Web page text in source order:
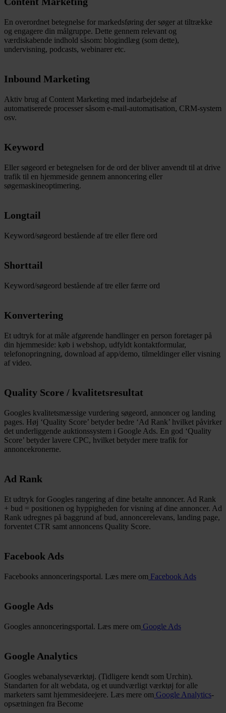
En overordnet betegnelse for markedsføring der søger at tiltrække
og engagere din målgruppe. Dette gennem relevant og
værdiskabende indhold såsom: blogindlæg (som dette),
undervisning, podcasts, webinarer etc.
Inbound Marketing
Aktiv brug af Content Marketing med indarbejdelse af
automatiserede processer såsom e-mail-automatisation, CRM-system
osv.
Keyword
Eller søgeord er betegnelsen for de ord der bliver anvendt til at drive
trafik til en hjemmeside gennem annoncering eller
søgemaskineoptimering.
Longtail
Keyword/søgeord bestående af tre eller flere ord
Shorttail
Keyword/søgeord bestående af tre eller færre ord
Konvertering
Et udtryk for at måle afgørende handlinger en person foretager på
din hjemmeside: køb i webshop, udfyldt kontaktformular,
telefonopringning, download af app/demo, tilmeldinger eller visning
af video.
Quality Score / kvalitetsresultat
Googles kvalitetsmæssige vurdering søgeord, annoncer og landing
pages. Høj ‘Quality Score’ betyder bedre ‘Ad Rank’ hvilket påvirker
det underliggende auktionssystem i Google Ads. En god ‘Quality
Score’ betyder lavere CPC, hvilket betyder mere trafik for
annoncekronerne.
Ad Rank
Et udtryk for Googles rangering af dine betalte annoncer. Ad Rank
+ bud = positionen og hyppigheden for visning af dine annoncer. Ad
Rank udregnes på baggrund af bud, annoncerelevans, landing page,
forventet CTR samt annoncens Quality Score.
Facebook Ads
Facebooks annonceringsportal. Læs mere om Facebook Ads
Google Ads
Googles annonceringsportal. Læs mere om Google Ads
Google Analytics
Googles webanalyseværktøj. (Tidligere kendt som Urchin).
Standarten for alt webdata, og et uundværligt værktøj for alle
marketers samt hjemmesideejere. Læs mere om Google Analytics-
opsætningen fra Become